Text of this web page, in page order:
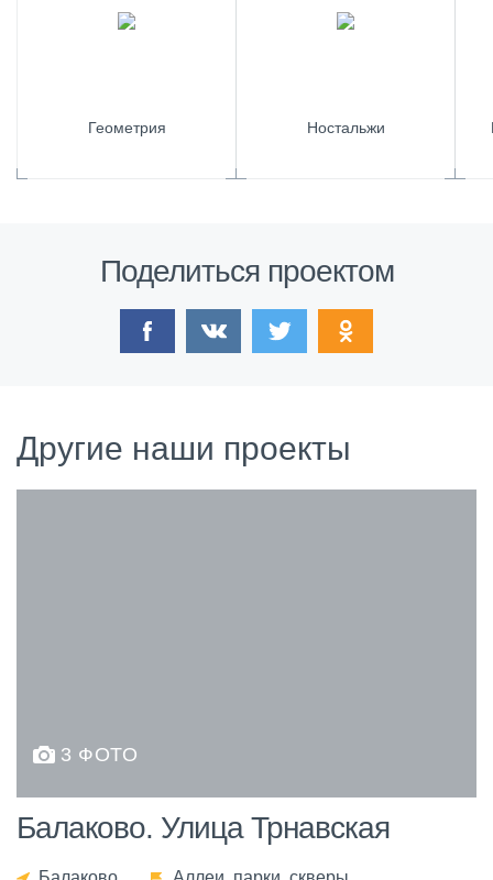
Геометрия Ностальжи
Поделиться проектом
Другие наши проекты
3 ФОТО
Балаково. Улица Трнавская